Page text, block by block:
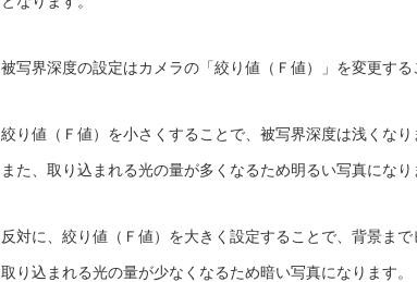
被写界深度の設定はカメラの「絞り値（Ｆ値）」を変更する
絞り値（Ｆ値）を小さくすることで、被写界深度は浅くな
また、取り込まれる光の量が多くなるため明るい写真になり
反対に、絞り値（Ｆ値）を大きく設定することで、背景まで
取り込まれる光の量が少なくなるため暗い写真になります。